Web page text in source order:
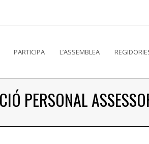
PARTICIPA L’ASSEMBLEA
PERSONAL